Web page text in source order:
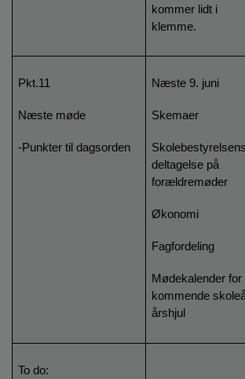
kommer lidt i
klemme.
Pkt.11
Næste møde
-Punkter til dagsorden
Næste 9. juni
Skemaer
Skolebestyrelsens
deltagelse på
forældremøder
Økonomi
Fagfordeling
Mødekalender for
kommende
årshjul
To do: